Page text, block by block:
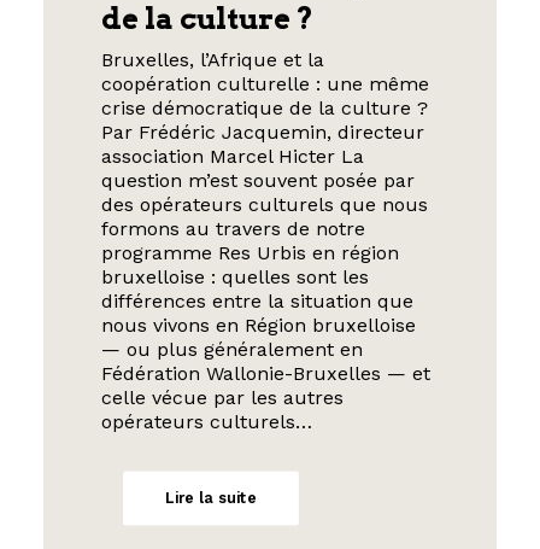
de la culture ?
Bruxelles, l’Afrique et la
coopération culturelle : une même
crise démocratique de la culture ?
Par Frédéric Jacquemin, directeur
association Marcel Hicter La
question m’est souvent posée par
des opérateurs culturels que nous
formons au travers de notre
programme Res Urbis en région
bruxelloise : quelles sont les
différences entre la situation que
nous vivons en Région bruxelloise
— ou plus généralement en
Fédération Wallonie-Bruxelles — et
celle vécue par les autres
opérateurs culturels…
Lire la suite